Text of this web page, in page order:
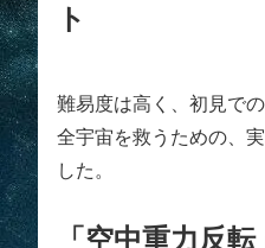
ト
難易度は高く、初見で
全宇宙を救うための、
した。
「空中重力反